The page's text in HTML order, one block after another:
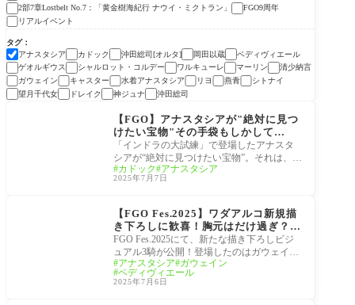
2部7章Lostbelt No.7：「黄金樹海紀行 ナウイ・ミクトラン」
FGO9周年
リアルイベント
タグ
アナスタシア
カドック 沖田総司[オルタ] 岡田以蔵
ベディヴィエール
ゲオルギウス
シャルロット・コルデー ワルキューレ マーリン
清少納言
ガウェイン
キャスター 水着アナスタシア リヨ 燕青
シトナイ
望月千代女
ドレイク 神ジュナ 沖田総司
インドラの大試練 ～巡
【FGO】アナスタシアが"絶対に見つ
けたい宝物"その手袋もしかして…
「インドラの大試練」で登場したアナスタ
シアが“絶対に見つけたい宝物”。それは、か
つて異聞帯を共に歩んだ仲間――カドッ
ク・
カドック アナスタシア
2025年7月7日
【FGO Fes.2025】ワダアルコ新規描
き下ろしに歓喜！胸元はだけ過ぎ？！
ガウェイン＆ベディヴィエール&アナ
スタシア
FGO Fes.2025にて、新たな描き下ろしビジ
ュアル3騎が公開！登場したのはガウェイ
ン、ベディヴィエール、そしてアナスタシ
ア。ファン
アナスタシア ガウェイン
ベディヴィエール
2025年7月6日